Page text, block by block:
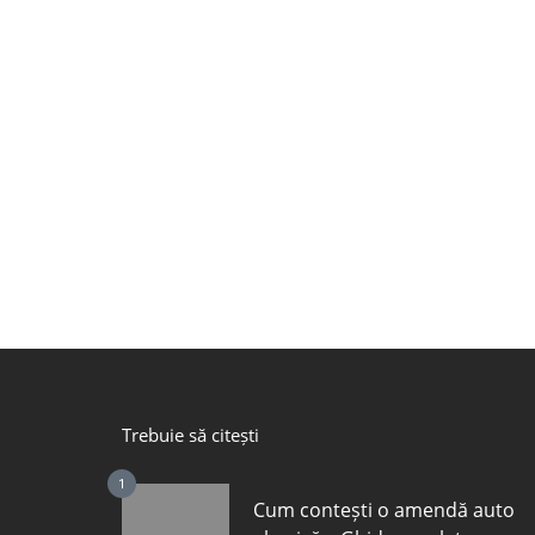
Trebuie să citești
1
Cum contești o amendă auto